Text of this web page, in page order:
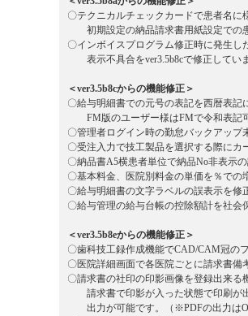
〇テクニカルチェックカードで患者名
初期設定の納品請求書用紙設定での
〇インボイスプログラム修正時に発生
表示不具合をver3.5b8cで修正してい
＜ver3.5b8cからの機能修正＞
〇給与明細書での元号の表記を西暦表記
FM版のユーザー様はFMで令和表記
〇管理者ログイン時の勤怠バックアップ
〇受注入力で技工製品を選択する際に
〇納品書A5横患者単位で納品No非表示
〇基本料金、医院別料金の単価を％での
〇給与明細書の文字ラベルの誤表示を修
〇給与管理の給与台帳の控除額計を社
＜ver3.5b8eからの機能修正＞
〇歯科技工録作成機能でCAD/CAM冠の
〇医院詳細画面で各医院ごとに請求書
〇請求書の社印の印影画像を登録出来る
請求書で印影が入った状態で印刷が
出力が可能です。（※PDFの出力は